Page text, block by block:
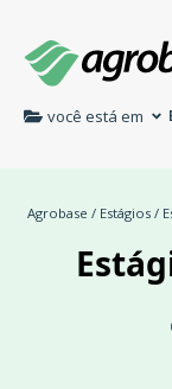
você está em
Agrobase / Estágios /